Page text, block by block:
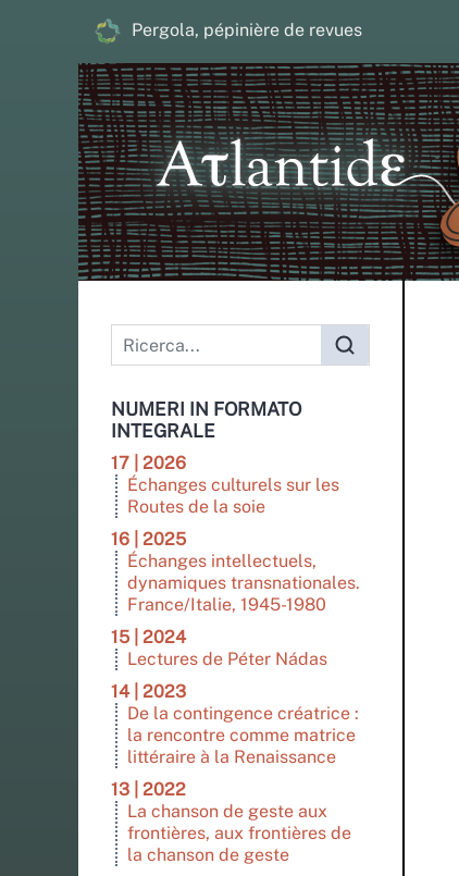
Pergola, pépinière de revues
NUMERI IN FORMATO
INTEGRALE
17 | 2026
Échanges culturels sur les
Routes de la soie
16 | 2025
Échanges intellectuels,
dynamiques transnationales.
France/Italie, 1945-1980
15 | 2024
Lectures de Péter Nádas
14 | 2023
De la contingence créatrice :
la rencontre comme matrice
littéraire à la Renaissance
13 | 2022
La chanson de geste aux
frontières, aux frontières de
la chanson de geste